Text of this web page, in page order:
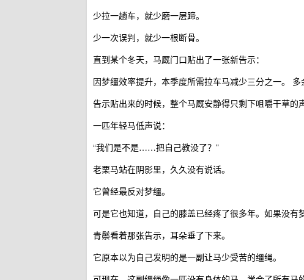
少拉一趟车，就少磨一层蹄。
少一次误判，就少一根断骨。
直到某个冬天，马厩门口贴出了一张新告示：
因梦缰效率提升，本季度所需拉车马减少三分之一。
告示贴出来的时候，整个马厩安静得只剩下咀嚼干草的
一匹年轻马低声说：
“我们是不是……把自己教没了？”
老栗马站在阴影里，久久没有说话。
它曾经最反对梦缰。
可是它也知道，自己的膝盖已经疼了很多年。如果没有
青鬃看着那张告示，耳朵垂了下来。
它原本以为自己发明的是一副让马少受苦的缰绳。